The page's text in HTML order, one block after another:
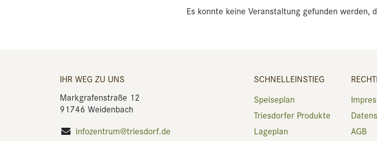
Es konnte keine Veranstaltung gefunden werden,
IHR WEG ZU UNS
Markgrafenstraße 12
91746 Weidenbach
infozentrum@triesdorf.de
SCHNELLEINSTIEG
Speiseplan
Triesdorfer Produkte
Lageplan
AGB